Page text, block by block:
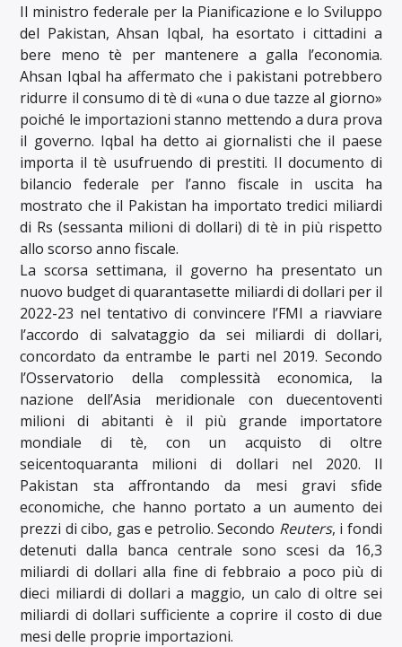
Il ministro federale per la Pianificazione e lo Sviluppo
del Pakistan, Ahsan Iqbal, ha esortato i cittadini a
bere meno tè per mantenere a galla l’economia.
Ahsan Iqbal ha affermato che i pakistani potrebbero
ridurre il consumo di tè di «una o due tazze al giorno»
poiché le importazioni stanno mettendo a dura prova
il governo. Iqbal ha detto ai giornalisti che il paese
importa il tè usufruendo di prestiti. Il documento di
bilancio federale per l’anno fiscale in uscita ha
mostrato che il Pakistan ha importato tredici miliardi
di Rs (sessanta milioni di dollari) di tè in più rispetto
allo scorso anno fiscale.
La scorsa settimana, il governo ha presentato un
nuovo budget di quarantasette miliardi di dollari per il
2022-23 nel tentativo di convincere l’FMI a riavviare
l’accordo di salvataggio da sei miliardi di dollari,
concordato da entrambe le parti nel 2019. Secondo
l’Osservatorio della complessità economica, la
nazione dell’Asia meridionale con duecentoventi
milioni di abitanti è il più grande importatore
mondiale di tè, con un acquisto di oltre
seicentoquaranta milioni di dollari nel 2020. Il
Pakistan sta affrontando da mesi gravi sfide
economiche, che hanno portato a un aumento dei
prezzi di cibo, gas e petrolio. Secondo Reuters, i fondi
detenuti dalla banca centrale sono scesi da 16,3
miliardi di dollari alla fine di febbraio a poco più di
dieci miliardi di dollari a maggio, un calo di oltre sei
miliardi di dollari sufficiente a coprire il costo di due
mesi delle proprie importazioni.